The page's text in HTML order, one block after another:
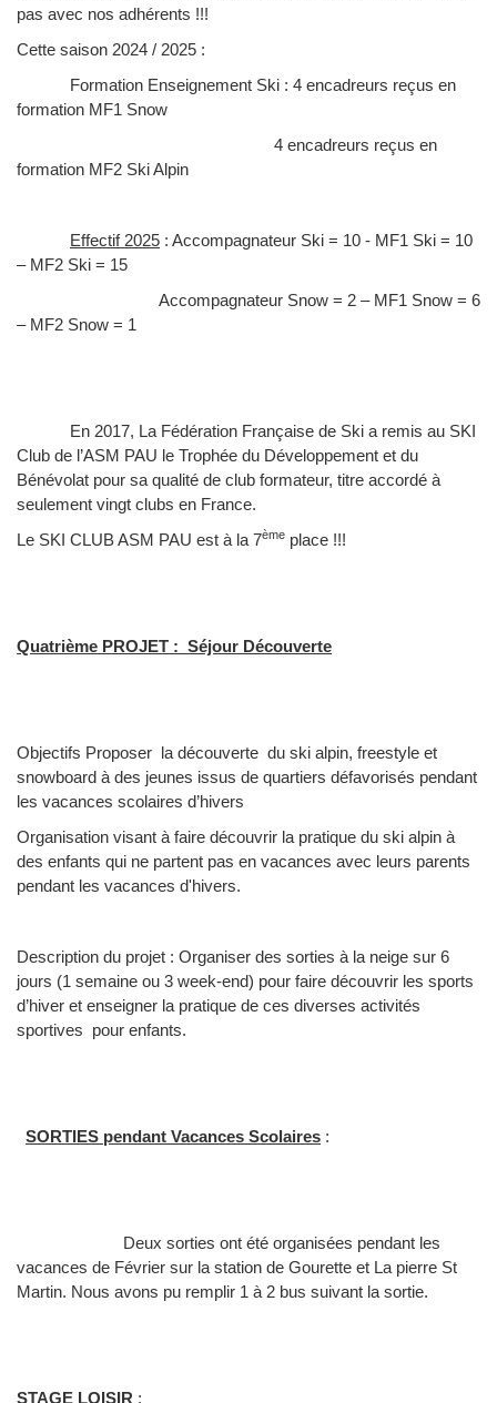
pas avec nos adhérents !!!
Cette saison 2024 / 2025 :
Formation Enseignement Ski : 4 encadreurs reçus en
formation MF1 Snow
4 encadreurs reçus en
formation MF2 Ski Alpin
Effectif 2025 : Accompagnateur Ski = 10 - MF1 Ski = 10
– MF2 Ski = 15
Accompagnateur Snow = 2 – MF1 Snow = 6
– MF2 Snow = 1
En 2017, La Fédération Française de Ski a remis au SKI
Club de l’ASM PAU le Trophée du Développement et du
Bénévolat pour sa qualité de club formateur, titre accordé à
seulement vingt clubs en France.
Le SKI CLUB ASM PAU est à la 7ème place !!!
Quatrième PROJET : Séjour Découverte
Objectifs Proposer la découverte du ski alpin, freestyle et
snowboard à des jeunes issus de quartiers défavorisés pendant
les vacances scolaires d’hivers
Organisation visant à faire découvrir la pratique du ski alpin à
des enfants qui ne partent pas en vacances avec leurs parents
pendant les vacances d'hivers.
Description du projet : Organiser des sorties à la neige sur 6
jours (1 semaine ou 3 week-end) pour faire découvrir les sports
d’hiver et enseigner la pratique de ces diverses activités
sportives pour enfants.
SORTIES pendant Vacances Scolaires :
Deux sorties ont été organisées pendant les
vacances de Février sur la station de Gourette et La pierre St
Martin. Nous avons pu remplir 1 à 2 bus suivant la sortie.
STAGE LOISIR :